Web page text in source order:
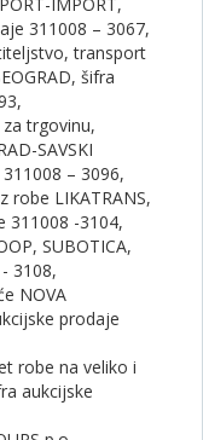
311008 – 3067,
transport
šifra
za trgovinu,
SAVSKI
– 3096,
robe LIKATRANS,
311008 -3104,
SUBOTICA,
3108,
NOVA
prodaje
robe na veliko i
aukcijske